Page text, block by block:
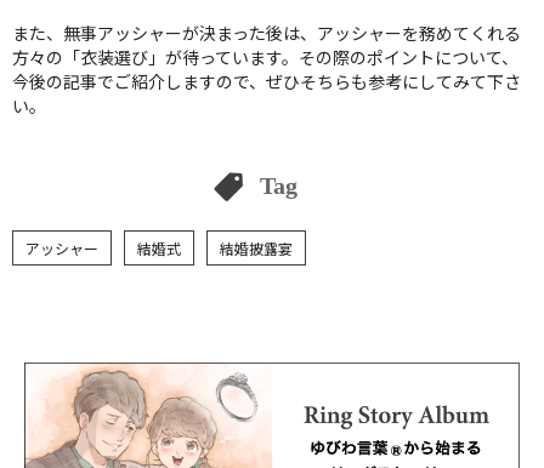
また、無事アッシャーが決まった後は、アッシャーを務めてくれる
方々の「衣装選び」が待っています。その際のポイントについて、
今後の記事でご紹介しますので、ぜひそちらも参考にしてみて下さ
い。
Tag
アッシャー 結婚式 結婚披露宴